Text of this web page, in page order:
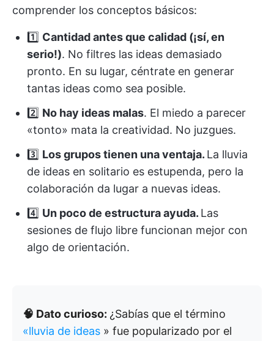
comprender los conceptos básicos:
1️⃣ Cantidad antes que calidad (¡sí, en
serio!). No filtres las ideas demasiado
pronto. En su lugar, céntrate en generar
tantas ideas como sea posible.
2️⃣ No hay ideas malas. El miedo a parecer
«tonto» mata la creatividad. No juzgues.
3️⃣ Los grupos tienen una ventaja. La lluvia
de ideas en solitario es estupenda, pero la
colaboración da lugar a nuevas ideas.
4️⃣ Un poco de estructura ayuda. Las
sesiones de flujo libre funcionan mejor con
algo de orientación.
🧠 Dato curioso: ¿Sabías que el término
«lluvia de ideas » fue popularizado por el